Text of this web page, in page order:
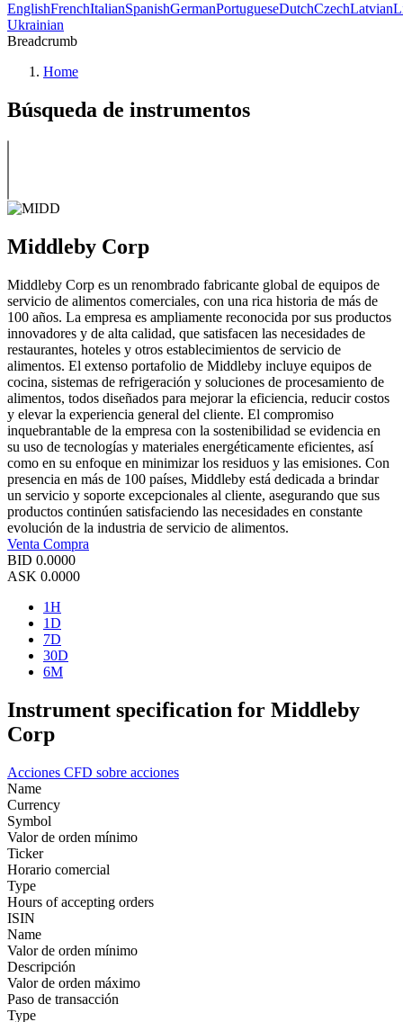
EnglishFrenchItalianSpanishGermanPortugueseDutchCzechLatvian
Ukrainian
Breadcrumb
Home
Búsqueda de instrumentos
Middleby Corp
Middleby Corp es un renombrado fabricante global de equipos de
servicio de alimentos comerciales, con una rica historia de más de
100 años. La empresa es ampliamente reconocida por sus productos
innovadores y de alta calidad, que satisfacen las necesidades de
restaurantes, hoteles y otros establecimientos de servicio de
alimentos. El extenso portafolio de Middleby incluye equipos de
cocina, sistemas de refrigeración y soluciones de procesamiento de
alimentos, todos diseñados para mejorar la eficiencia, reducir costos
y elevar la experiencia general del cliente. El compromiso
inquebrantable de la empresa con la sostenibilidad se evidencia en
su uso de tecnologías y materiales energéticamente eficientes, así
como en su enfoque en minimizar los residuos y las emisiones. Con
presencia en más de 100 países, Middleby está dedicada a brindar
un servicio y soporte excepcionales al cliente, asegurando que sus
productos continúen satisfaciendo las necesidades en constante
evolución de la industria de servicio de alimentos.
Venta Compra
BID 0.0000
ASK 0.0000
1H
1D
7D
30D
6M
Instrument specification for Middleby
Corp
Acciones CFD sobre acciones
Name
Currency
Symbol
Valor de orden mínimo
Ticker
Horario comercial
Type
Hours of accepting orders
ISIN
Name
Valor de orden mínimo
Descripción
Valor de orden máximo
Paso de transacción
Type